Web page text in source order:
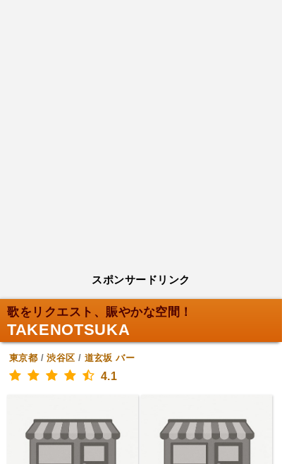
スポンサードリンク
歌をリクエスト、賑やかな空間！
TAKENOTSUKA
東京都 /渋谷区 / 道玄坂 バー
4.1